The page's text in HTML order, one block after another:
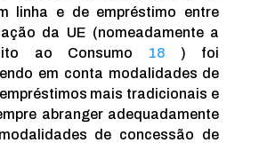
linha e de empréstimo entre
da UE (nomeadamente a
ao Consumo
18
) foi
em conta modalidades de
mais tradicionais e
abranger adequadamente
de concessão de